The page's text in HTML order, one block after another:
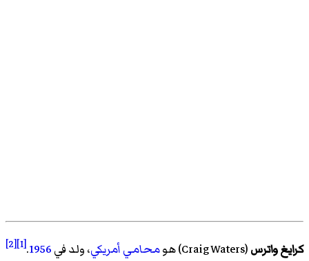
كرايغ واترس(
Craig Waters)‏ هومحاميأمريكي، ولد في1956
.
[1]
[2]